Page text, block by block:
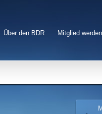
Mitglied werden
Über den BDR